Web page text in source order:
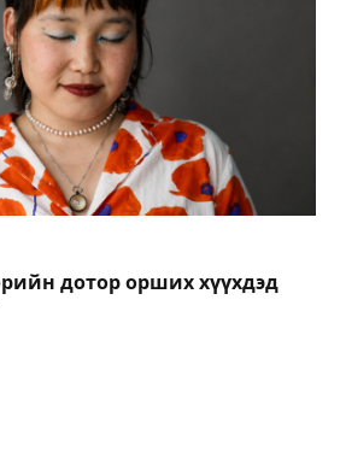
дотор орших хүүхдэд